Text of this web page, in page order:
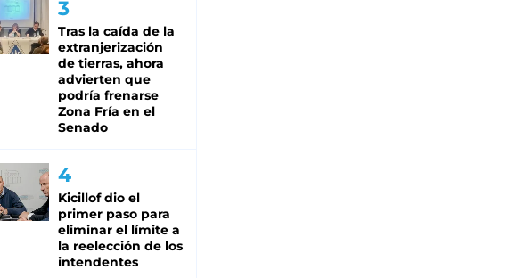
Tras la caída de la
extranjerización
de tierras, ahora
advierten que
podría frenarse
Zona Fría en el
Senado
Kicillof dio el
primer paso para
eliminar el límite a
la reelección de los
intendentes